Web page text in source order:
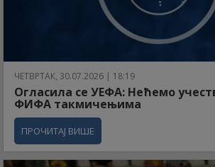
ЧЕТВРТАК, 30.07.2026 | 18:19
Огласила се УЕФА: Нећемо
ФИФА такмичењима
ПРОЧИТАЈ ВИШЕ